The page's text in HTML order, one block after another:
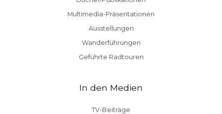
Multimedia-Präsentationen
Ausstellungen
Wanderführungen
Geführte Radtouren
In den Medien
TV-Beiträge